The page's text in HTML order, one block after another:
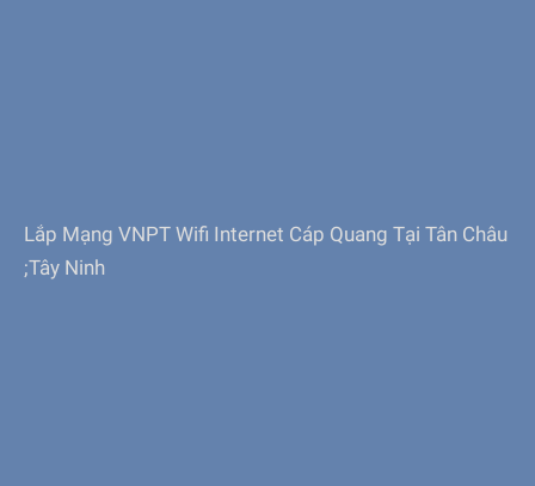
Lắp Mạng VNPT Wifi Internet Cáp Quang Tại Tân Châu
;Tây Ninh